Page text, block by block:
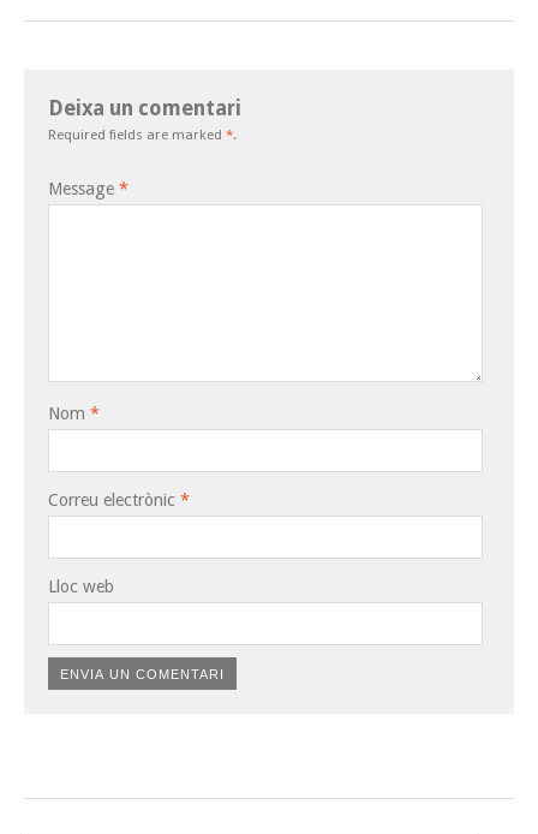
Deixa un comentari
Required fields are marked *.
Message *
Nom *
Correu electrònic *
Lloc web